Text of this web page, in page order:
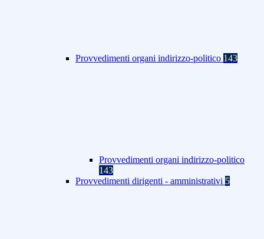
Provvedimenti organi indirizzo-politico 143
Provvedimenti organi indirizzo-politico
143
Provvedimenti dirigenti - amministrativi 5